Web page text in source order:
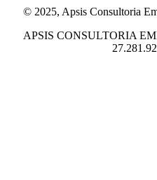
© 2025, Apsis Consultoria
APSIS CONSULTORIA